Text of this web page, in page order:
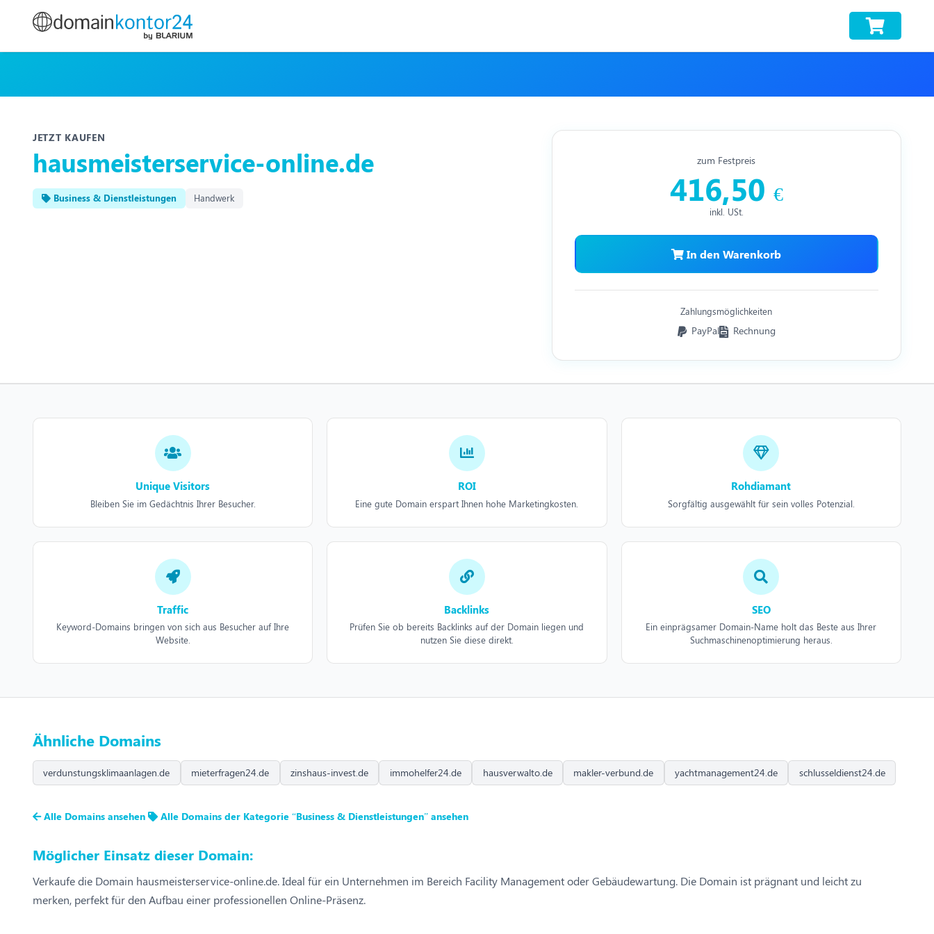
JETZT KAUFEN
hausmeisterservice-online.de
Business & Dienstleistungen Handwerk
zum Festpreis
416,50 €
inkl. USt.
In den Warenkorb
Zahlungsmöglichkeiten
PayPal Rechnung
Unique Visitors
Bleiben Sie im Gedächtnis Ihrer Besucher.
ROI
Eine gute Domain erspart Ihnen hohe Marketingkosten.
Rohdiamant
Sorgfältig ausgewählt für sein volles Potenzial.
Traffic
Keyword-Domains bringen von sich aus Besucher auf Ihre
Website.
Backlinks
Prüfen Sie ob bereits Backlinks auf der Domain liegen und
nutzen Sie diese direkt.
SEO
Ein einprägsamer Domain-Name holt das Beste aus Ihrer
Suchmaschinenoptimierung heraus.
Ähnliche Domains
verdunstungsklimaanlagen.de mieterfragen24.de zinshaus-invest.de immohelfer24.de hausverwalto.de makler-verbund.de yachtmanagement24.de schlusseldienst24.de
Alle Domains ansehen Alle Domains der Kategorie “Business & Dienstleistungen” ansehen
Möglicher Einsatz dieser Domain:
Verkaufe die Domain hausmeisterservice-online.de. Ideal für ein Unternehmen im Bereich Facility Management oder Gebäudewartung. Die Domain ist prägnant und leicht zu
merken, perfekt für den Aufbau einer professionellen Online-Präsenz.